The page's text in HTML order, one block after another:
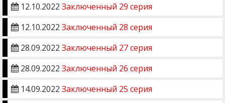
12.10.2022 Заключенный 29 серия
12.10.2022 Заключенный 28 серия
28.09.2022 Заключенный 27 серия
28.09.2022 Заключенный 26 серия
14.09.2022 Заключенный 25 серия